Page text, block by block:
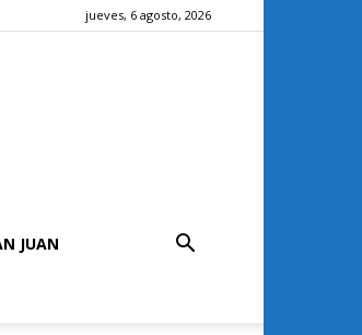
jueves, 6 agosto, 2026
JUAN